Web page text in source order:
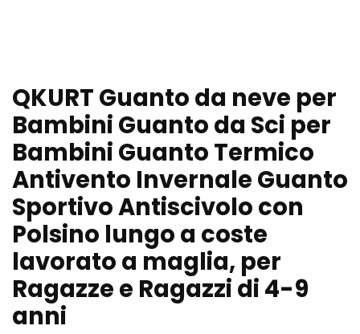
QKURT Guanto da neve per
Bambini Guanto da Sci per
Bambini Guanto Termico
Antivento Invernale Guanto
Sportivo Antiscivolo con
Polsino lungo a coste
lavorato a maglia, per
Ragazze e Ragazzi di 4-9
anni